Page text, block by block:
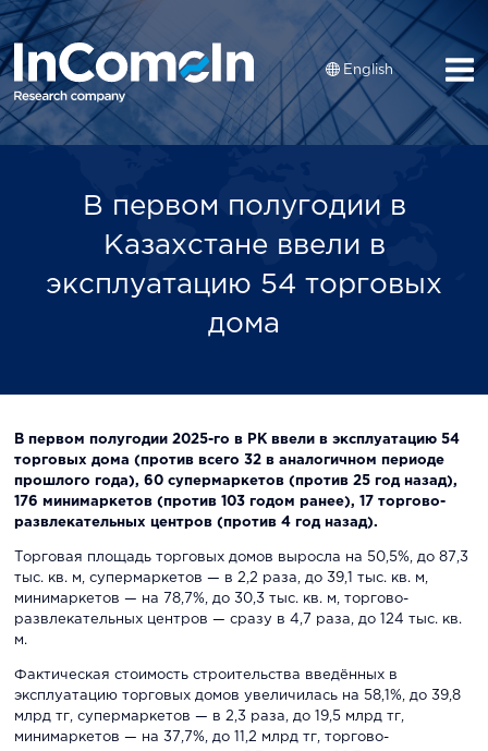
English
В первом полугодии в
Казахстане ввели в
эксплуатацию 54 торговых
дома
В первом полугодии 2025-го в РК ввели в эксплуатацию 54
торговых дома (против всего 32 в аналогичном периоде
прошлого года), 60 супермаркетов (против 25 год назад),
176 минимаркетов (против 103 годом ранее), 17 торгово-
развлекательных центров (против 4 год назад).
Торговая площадь торговых домов выросла на 50,5%, до 87,3
тыс. кв. м, супермаркетов — в 2,2 раза, до 39,1 тыс. кв. м,
минимаркетов — на 78,7%, до 30,3 тыс. кв. м, торгово-
развлекательных центров — сразу в 4,7 раза, до 124 тыс. кв.
м.
Фактическая стоимость строительства введённых в
эксплуатацию торговых домов увеличилась на 58,1%, до 39,8
млрд тг, супермаркетов — в 2,3 раза, до 19,5 млрд тг,
минимаркетов — на 37,7%, до 11,2 млрд тг, торгово-